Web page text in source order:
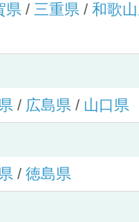
県/ 三重県/ 和歌
/ 広島県/ 山口県
/ 徳島県